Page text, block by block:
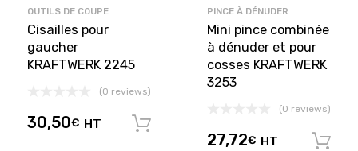
OUTILS DE COUPE
Cisailles pour
gaucher
KRAFTWERK 2245
(0 reviews)
30,50€ HT
PINCE À DÉNUDER
Mini pince combinée
à dénuder et pour
cosses KRAFTWERK
3253
(0 reviews)
27,72€ HT